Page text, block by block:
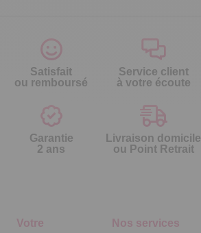
Satisfait
ou remboursé
Service client
à votre écoute
Garantie
2 ans
Livraison domicile
ou Point Retrait
Votre
Nos services